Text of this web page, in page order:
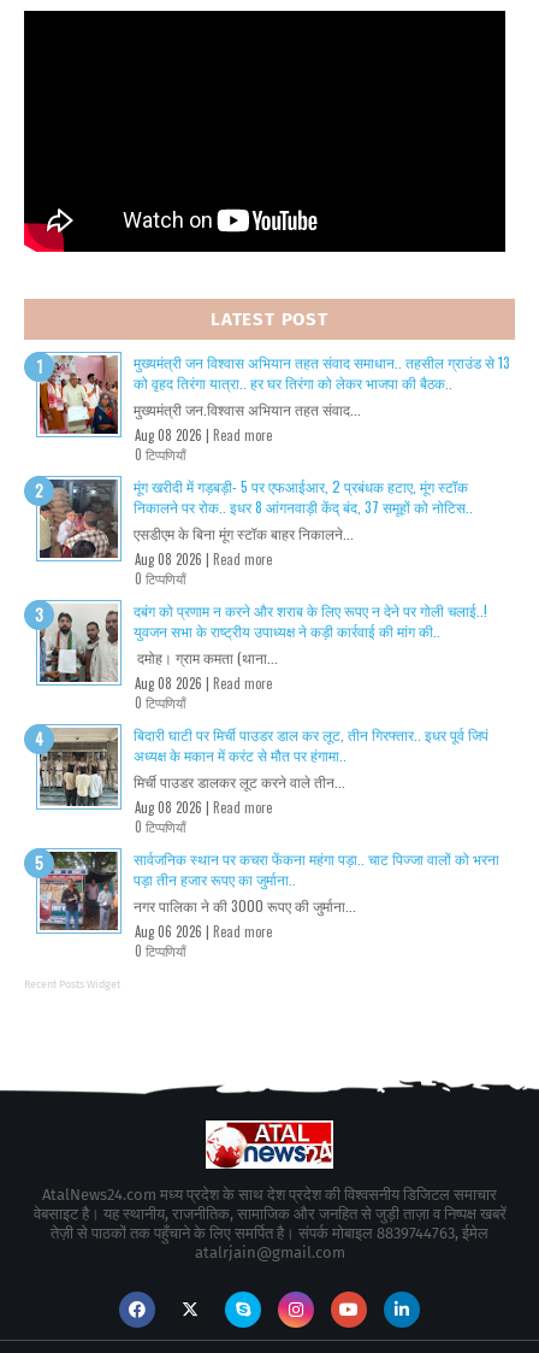
LATEST POST
मुख्यमंत्री जन विश्वास अभियान तहत संवाद समाधान.. तहसील ग्राउंड से 13
को वृहद तिरंगा यात्रा.. हर घर तिरंगा को लेकर भाजपा की बैठक..
मुख्यमंत्री जन.विश्वास अभियान तहत संवाद...
Aug 08 2026 | Read more
0 टिप्पणियाँ
मूंग खरीदी में गड़बड़ी- 5 पर एफआईआर, 2 प्रबंधक हटाए, मूंग स्टॉक
निकालने पर रोक.. इधर 8 आंगनवाड़ी केंद् बंद, 37 समूहों को नोटिस..
एसडीएम के बिना मूंग स्टॉक बाहर निकालने...
Aug 08 2026 | Read more
0 टिप्पणियाँ
दबंग को प्रणाम न करने और शराब के लिए रूपए न देने पर गोली चलाई..!
युवजन सभा के राष्ट्रीय उपाध्यक्ष ने कड़ी कार्रवाई की मांग की..
दमोह। ग्राम कमता (थाना...
Aug 08 2026 | Read more
0 टिप्पणियाँ
बिदारी घाटी पर मिर्ची पाउडर डाल कर लूट, तीन गिरफ्तार.. इधर पूर्व जिपं
अध्यक्ष के मकान में करंट से मौत पर हंगामा..
मिर्ची पाउडर डालकर लूट करने वाले तीन...
Aug 08 2026 | Read more
0 टिप्पणियाँ
सार्वजनिक स्थान पर कचरा फेंकना महंगा पड़ा.. चाट पिज्जा वालों को भरना
पड़ा तीन हजार रूपए का जुर्माना..
नगर पालिका ने की 3000 रूपए की जुर्माना...
Aug 06 2026 | Read more
0 टिप्पणियाँ
Recent Posts Widget
AtalNews24.com मध्य प्रदेश के साथ देश प्रदेश की विश्वसनीय डिजिटल समाचार
वेबसाइट है। यह स्थानीय, राजनीतिक, सामाजिक और जनहित से जुड़ी ताज़ा व निष्पक्ष खबरें
तेज़ी से पाठकों तक पहुँचाने के लिए समर्पित है। संपर्क मोबाइल 8839744763, ईमेल
atalrjain@gmail.com